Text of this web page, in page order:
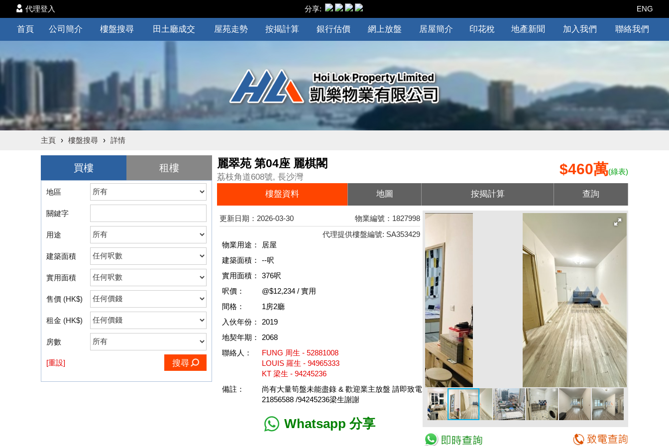
代理登入 分享: ENG
首頁 公司簡介 樓盤搜尋 田土廳成交 屋苑走勢 按揭計算 銀行估價 網上放盤 居屋簡介 印花稅 地產新聞 加入我們 聯絡我們
主頁 › 樓盤搜尋 › 詳情
買樓 租樓
地區
關鍵字
用途
建築面積
實用面積
售價 (HK$)
租金 (HK$)
房數
[重設] 搜尋
麗翠苑 第04座 麗棋閣
荔枝角道608號, 長沙灣 $460萬(綠表)
樓盤資料 地圖 按揭計算 查詢
更新日期：2026-03-30
物業編號：1827998
代理提供樓盤編號: SA353429
物業用途：
居屋
建築面積：
--呎
實用面積：
376呎
呎價：
@$12,234 / 實用
間格：
1房2廳
入伙年份：
2019
地契年期：
2068
聯絡人：
FUNG 周生 - 52881008
LOUIS 羅生 - 94965333
KT 梁生 - 94245236
備註：
尚有大量筍盤未能盡錄 & 歡迎業主放盤 請即致電
21856588 /94245236梁生謝謝
Whatsapp 分享